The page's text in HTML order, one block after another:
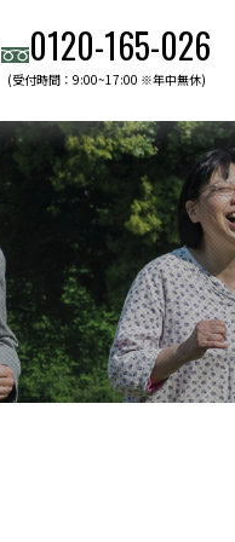
0120-165-026
(受付時間：9:00~17:00 ※年中無休)